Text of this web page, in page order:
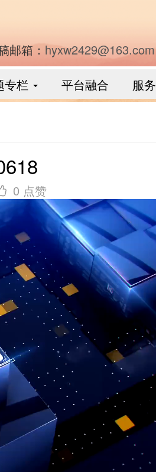
邮箱： hyxw2429@163.com
专栏 平台融合 服务
0 点赞